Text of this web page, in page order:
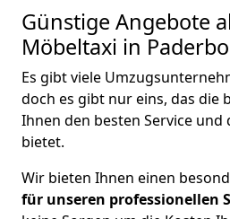
Günstige Angebote
Möbeltaxi in
Es gibt viele
doch es gibt nur eins, das die
Ihnen den besten Service und
bietet.
Wir bieten Ihnen einen
für unseren professionellen